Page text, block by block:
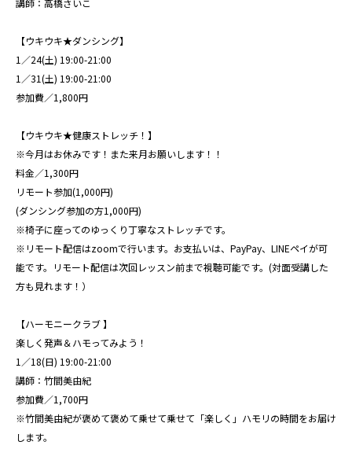
講師：高橋さいこ
【ウキウキ★ダンシング】
1／24(土) 19:00-21:00
1／31(土) 19:00-21:00
参加費／1,800円
【ウキウキ★健康ストレッチ！】
※今月はお休みです！また来月お願いします！！
料金／1,300円
リモート参加(1,000円)
(ダンシング参加の方1,000円)
※椅子に座ってのゆっくり丁寧なストレッチです。
※リモート配信はzoomで行います。お支払いは、PayPay、LINEペイが可
能です。リモート配信は次回レッスン前まで視聴可能です。(対面受講した
方も見れます！）
【ハーモニークラブ 】
楽しく発声＆ハモってみよう！
1／18(日) 19:00-21:00
講師：竹間美由紀
参加費／1,700円
※竹間美由紀が褒めて褒めて乗せて乗せて「楽しく」ハモリの時間をお届け
します。